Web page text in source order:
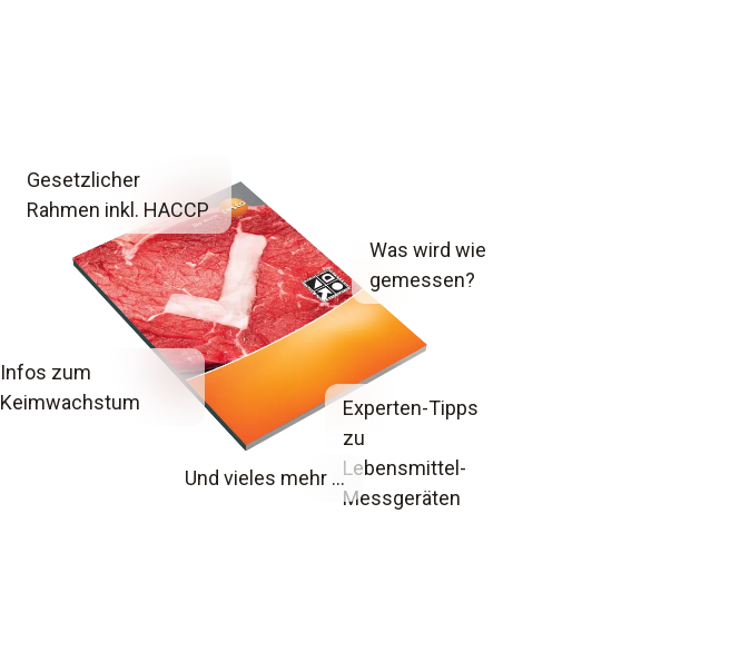
Gesetzlicher
Rahmen inkl. HACCP
Infos zum
Keimwachstum
Was wird wie
gemessen?
Experten-Tipps
zu
Lebensmittel-
Messgeräten
Und vieles mehr ...